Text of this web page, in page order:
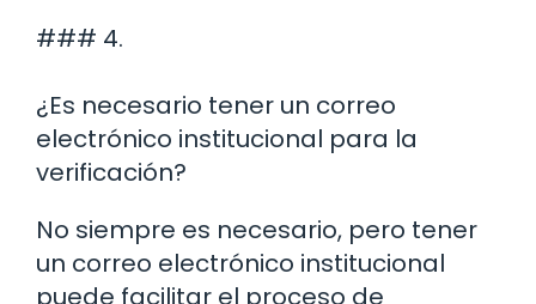
### 4.
¿Es necesario tener un correo
electrónico institucional para la
verificación?
No siempre es necesario, pero tener
un correo electrónico institucional
puede facilitar el proceso de